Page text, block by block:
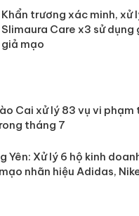
Khẩn trương xác minh, xử
Slimaura Care x3 sử dụng
giả mạo
Lào Cai xử lý 83 vụ vi
mại trong tháng 7